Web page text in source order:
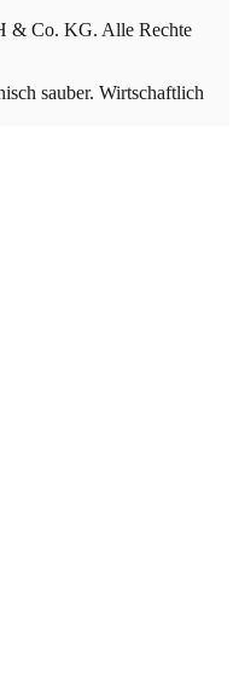
& Co. KG. Alle Rechte
sauber. Wirtschaftlich